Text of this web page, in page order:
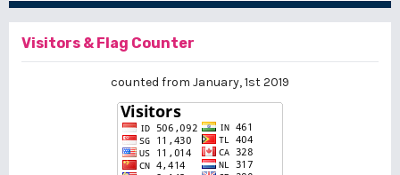
Visitors & Flag Counter
counted from January, 1st 2019